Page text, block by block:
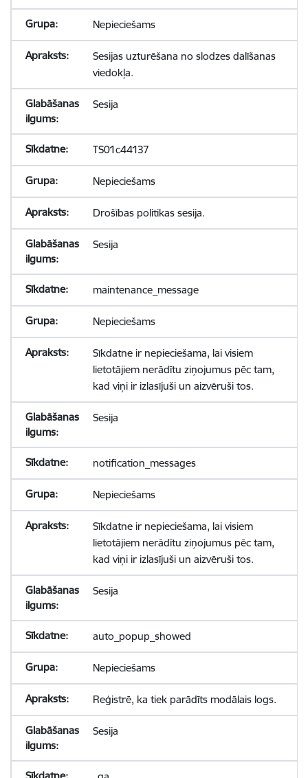
Nepieciešams
Sesijas uzturēšana no slodzes dalīšanas
viedokļa.
Sesija
TS01c44137
Nepieciešams
Drošības politikas sesija.
Sesija
maintenance_message
Nepieciešams
Sīkdatne ir nepieciešama, lai visiem
lietotājiem nerādītu ziņojumus pēc tam,
kad viņi ir izlasījuši un aizvēruši tos.
Sesija
notification_messages
Nepieciešams
Sīkdatne ir nepieciešama, lai visiem
lietotājiem nerādītu ziņojumus pēc tam,
kad viņi ir izlasījuši un aizvēruši tos.
Sesija
auto_popup_showed
Nepieciešams
Reģistrē, ka tiek parādīts modālais logs.
Sesija